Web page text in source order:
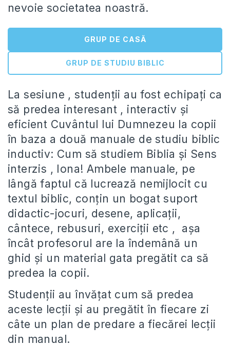
nevoie societatea noastră.
GRUP DE CASĂ
GRUP DE STUDIU BIBLIC
La sesiune , studenții au fost echipați ca
să predea interesant , interactiv și
eficient Cuvântul lui Dumnezeu la copii
în baza a două manuale de studiu biblic
inductiv: Cum să studiem Biblia și Sens
interzis , Iona! Ambele manuale, pe
lângă faptul că lucrează nemijlocit cu
textul biblic, conțin un bogat suport
didactic-jocuri, desene, aplicații,
cântece, rebusuri, exerciții etc , așa
încât profesorul are la îndemână un
ghid și un material gata pregătit ca să
predea la copii.
Studenții au învățat cum să predea
aceste lecții și au pregătit în fiecare zi
câte un plan de predare a fiecărei lecții
din manual.